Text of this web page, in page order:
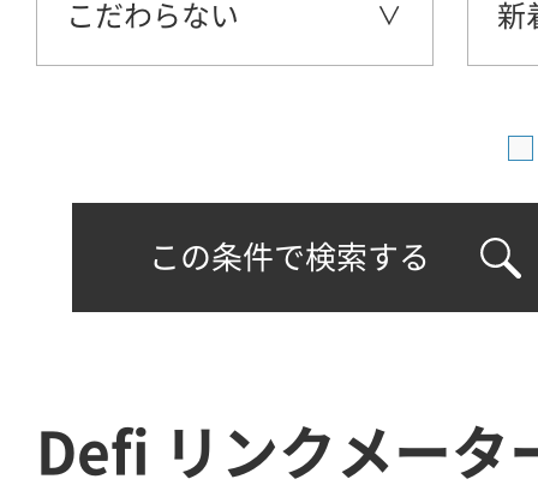
こだわらない 新
この条件で検索する
Defi リンクメー